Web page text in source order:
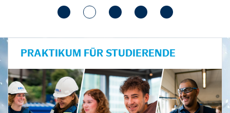
PRAKTIKUM FÜR STUDIERENDE